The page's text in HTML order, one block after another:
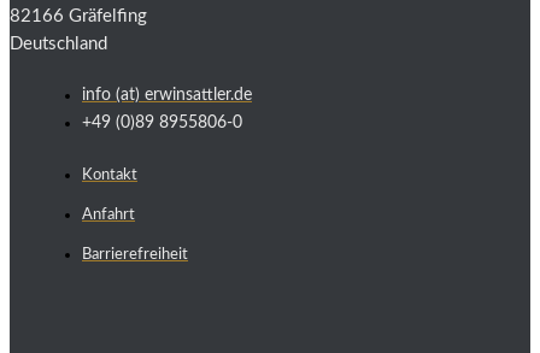
82166 Gräfelfing
Deutschland
info (at) erwinsattler.de
+49 (0)89 8955806-0
Kontakt
Anfahrt
Barrierefreiheit